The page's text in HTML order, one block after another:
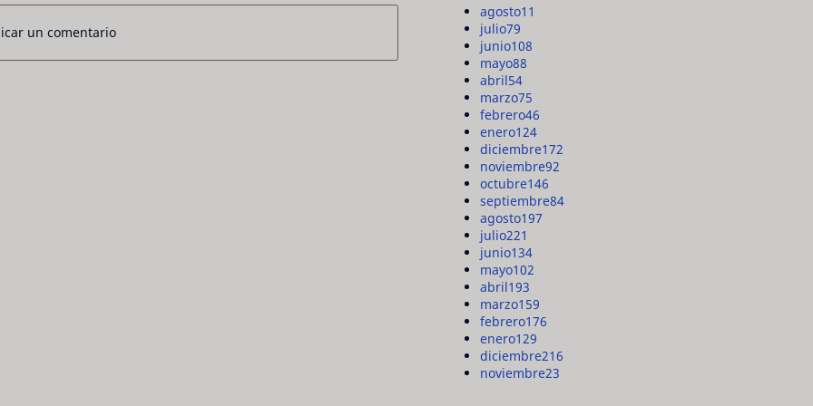
un comentario
agosto11
julio79
junio108
mayo88
abril54
marzo75
febrero46
enero124
diciembre172
noviembre92
octubre146
septiembre84
agosto197
julio221
junio134
mayo102
abril193
marzo159
febrero176
enero129
diciembre216
noviembre23